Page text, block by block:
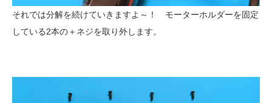
それでは分解を続けていきますよ～！ モーターホルダーを固定
している2本の＋ネジを取り外します。